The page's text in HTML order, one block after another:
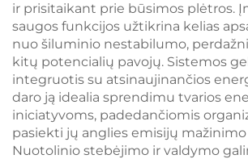
ir prisitaikant prie būsimos plėtros.
saugos funkcijos užtikrina kelias
nuo šiluminio nestabilumo,
kitų potencialių pavojų. Sistemos
integruotis su atsinaujinančios
daro ją idealia sprendimu tvarios
iniciatyvoms, padedančiomis
pasiekti jų anglies emisijų
Nuotolinio stebėjimo ir valdymo